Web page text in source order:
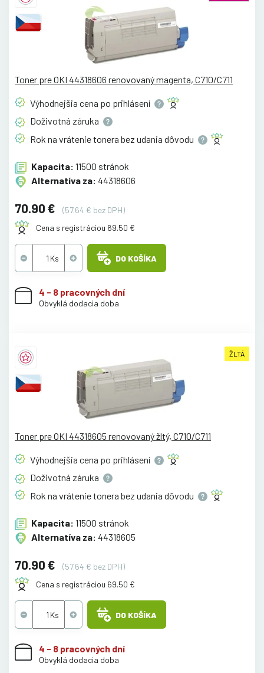
Toner pre OKI 44318606 renovovaný magenta, C710/C711
Výhodnejšia cena po prihlásení
Doživotná záruka
Rok na vrátenie tonera bez udania dôvodu
Kapacita: 11500 stránok
Alternatíva za: 44318606
70.90 €
(57.64 € bez DPH)
Cena s registráciou 69.50 €
DO KOŠÍKA
4 - 8 pracovných dní
Obvyklá dodacia doba
ŽLTÁ
Toner pre OKI 44318605 renovovaný žltý, C710/C711
Výhodnejšia cena po prihlásení
Doživotná záruka
Rok na vrátenie tonera bez udania dôvodu
Kapacita: 11500 stránok
Alternatíva za: 44318605
70.90 €
(57.64 € bez DPH)
Cena s registráciou 69.50 €
DO KOŠÍKA
4 - 8 pracovných dní
Obvyklá dodacia doba